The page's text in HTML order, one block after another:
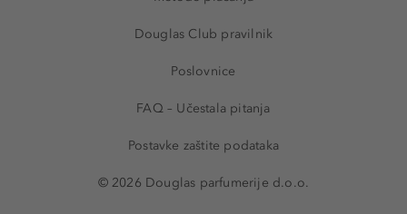
Douglas Club pravilnik
Poslovnice
FAQ – Učestala pitanja
Postavke zaštite podataka
© 2026 Douglas parfumerije d.o.o.